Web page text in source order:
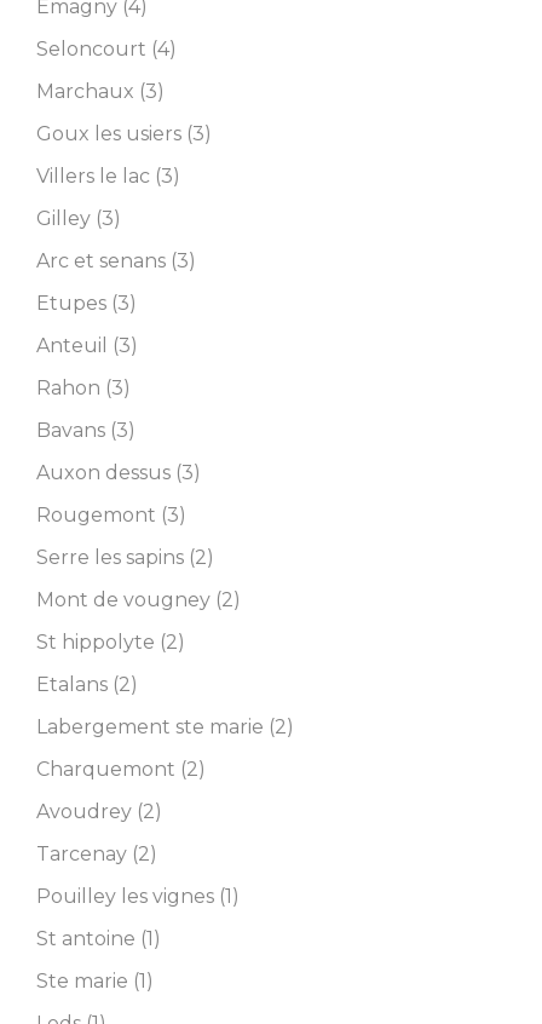
Emagny (4)
Seloncourt (4)
Marchaux (3)
Goux les usiers (3)
Villers le lac (3)
Gilley (3)
Arc et senans (3)
Etupes (3)
Anteuil (3)
Rahon (3)
Bavans (3)
Auxon dessus (3)
Rougemont (3)
Serre les sapins (2)
Mont de vougney (2)
St hippolyte (2)
Etalans (2)
Labergement ste marie (2)
Charquemont (2)
Avoudrey (2)
Tarcenay (2)
Pouilley les vignes (1)
St antoine (1)
Ste marie (1)